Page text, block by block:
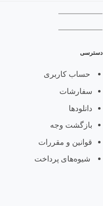
دسترسی
حساب کاربری
سفارشات
دانلودها
بازگشت وجه
قوانین و مقررات
شیوه‌های پرداخت